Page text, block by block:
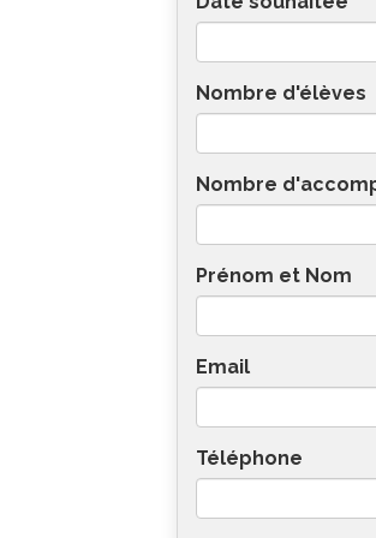
Nombre d'élèves
Nombre
Prénom et Nom
Email
Téléphone